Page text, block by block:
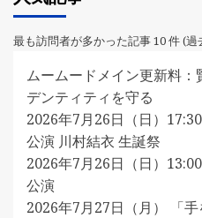
最も訪問者が多かった記事 10 件 (過
ムームードメイン更新料
デンティティを守る
2026年7月26日（日）
公演 川村結衣 生誕祭
2026年7月26日（日）
公演
2026年7月27日（月） 「